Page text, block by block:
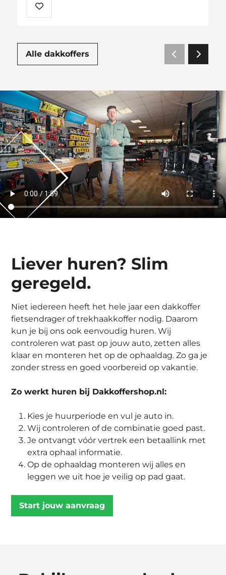
Alle dakkoffers
Liever huren? Slim
geregeld.
Niet iedereen heeft het hele jaar een dakkoffer
fietsendrager of trekhaakkoffer nodig. Daarom
kun je bij ons ook eenvoudig huren. Wij
controleren wat past op jouw auto, zetten alles
klaar en monteren het op de ophaaldag. Zo ga je
zonder stress en goed voorbereid op vakantie.
Zo werkt huren bij Dakkoffershop.nl:
Kies je huurperiode en vul je auto in.
Wij controleren of de combinatie goed past.
Je ontvangt vóór vertrek een betaallink met
extra ophaal informatie.
Op de ophaaldag monteren wij alles en
leggen we uit hoe je veilig op pad gaat.
Start jouw aanvraag